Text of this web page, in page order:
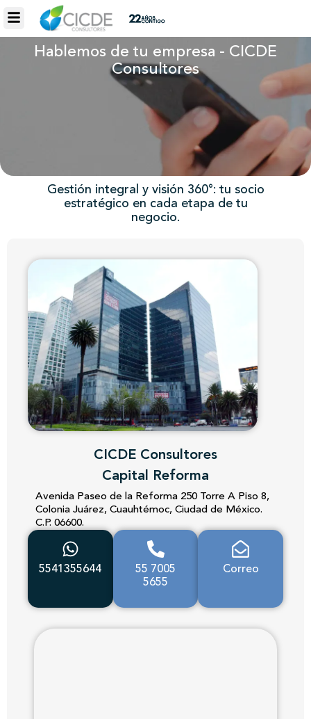
Hablemos de tu empresa - CICDE
Consultores
Gestión integral y visión 360°: tu socio
estratégico en cada etapa de tu
negocio.
CICDE Consultores
Capital Reforma
Avenida Paseo de la Reforma 250 Torre A Piso 8,
Colonia Juárez, Cuauhtémoc, Ciudad de México.
C.P. 06600.
5541355644
55 7005
5655
Correo